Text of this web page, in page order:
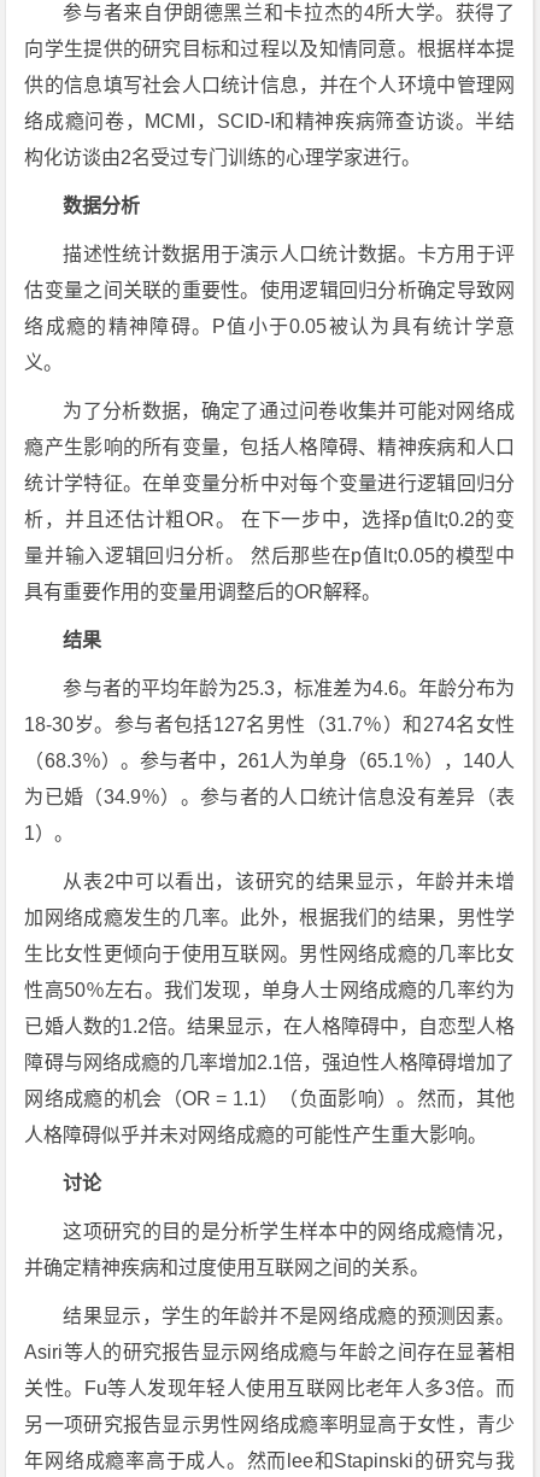
参与者来自伊朗德黑兰和卡拉杰的4所大学。获得了
向学生提供的研究目标和过程以及知情同意。根据样本提
供的信息填写社会人口统计信息，并在个人环境中管理网
络成瘾问卷，MCMI，SCID-I和精神疾病筛查访谈。半结
构化访谈由2名受过专门训练的心理学家进行。
数据分析
描述性统计数据用于演示人口统计数据。卡方用于评
估变量之间关联的重要性。使用逻辑回归分析确定导致网
络成瘾的精神障碍。P值小于0.05被认为具有统计学意
义。
为了分析数据，确定了通过问卷收集并可能对网络成
瘾产生影响的所有变量，包括人格障碍、精神疾病和人口
统计学特征。在单变量分析中对每个变量进行逻辑回归分
析，并且还估计粗OR。 在下一步中，选择p值lt;0.2的变
量并输入逻辑回归分析。 然后那些在p值lt;0.05的模型中
具有重要作用的变量用调整后的OR解释。
结果
参与者的平均年龄为25.3，标准差为4.6。年龄分布为
18-30岁。参与者包括127名男性（31.7％）和274名女性
（68.3％）。参与者中，261人为单身（65.1％），140人
为已婚（34.9％）。参与者的人口统计信息没有差异（表
1）。
从表2中可以看出，该研究的结果显示，年龄并未增
加网络成瘾发生的几率。此外，根据我们的结果，男性学
生比女性更倾向于使用互联网。男性网络成瘾的几率比女
性高50％左右。我们发现，单身人士网络成瘾的几率约为
已婚人数的1.2倍。结果显示，在人格障碍中，自恋型人格
障碍与网络成瘾的几率增加2.1倍，强迫性人格障碍增加了
网络成瘾的机会（OR = 1.1）（负面影响）。然而，其他
人格障碍似乎并未对网络成瘾的可能性产生重大影响。
讨论
这项研究的目的是分析学生样本中的网络成瘾情况，
并确定精神疾病和过度使用互联网之间的关系。
结果显示，学生的年龄并不是网络成瘾的预测因素。
Asiri等人的研究报告显示网络成瘾与年龄之间存在显著相
关性。Fu等人发现年轻人使用互联网比老年人多3倍。而
另一项研究报告显示男性网络成瘾率明显高于女性，青少
年网络成瘾率高于成人。然而lee和Stapinski的研究与我